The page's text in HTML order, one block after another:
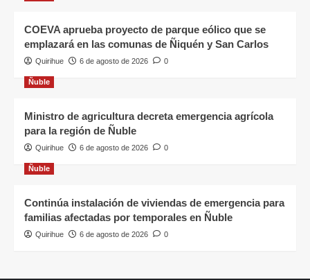
COEVA aprueba proyecto de parque eólico que se
emplazará en las comunas de Ñiquén y San Carlos
Quirihue 6 de agosto de 2026 0
Ñuble
Ministro de agricultura decreta emergencia agrícola
para la región de Ñuble
Quirihue 6 de agosto de 2026 0
Ñuble
Continúa instalación de viviendas de emergencia para
familias afectadas por temporales en Ñuble
Quirihue 6 de agosto de 2026 0